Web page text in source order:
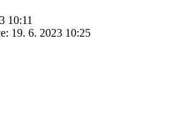
10:11
19. 6. 2023 10:25